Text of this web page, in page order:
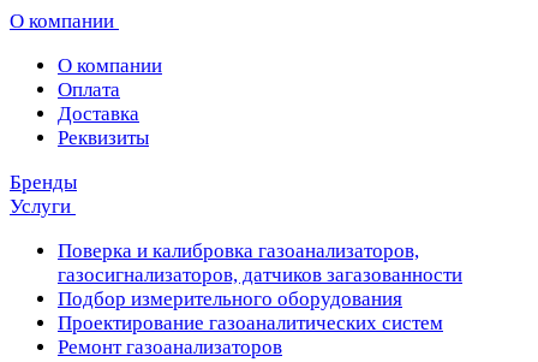
О компании
О компании
Оплата
Доставка
Реквизиты
Бренды
Услуги
Поверка и калибровка газоанализаторов,
газосигнализаторов, датчиков загазованности
Подбор измерительного оборудования
Проектирование газоаналитических систем
Ремонт газоанализаторов